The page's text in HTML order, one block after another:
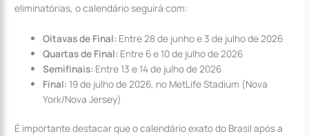
eliminatórias, o calendário seguirá com:
Oitavas de Final: Entre 28 de junho e 3 de julho de 2026
Quartas de Final: Entre 6 e 10 de julho de 2026
Semifinais: Entre 13 e 14 de julho de 2026
Final: 19 de julho de 2026, no MetLife Stadium (Nova
York/Nova Jersey)
É importante destacar que o calendário exato do Brasil após a